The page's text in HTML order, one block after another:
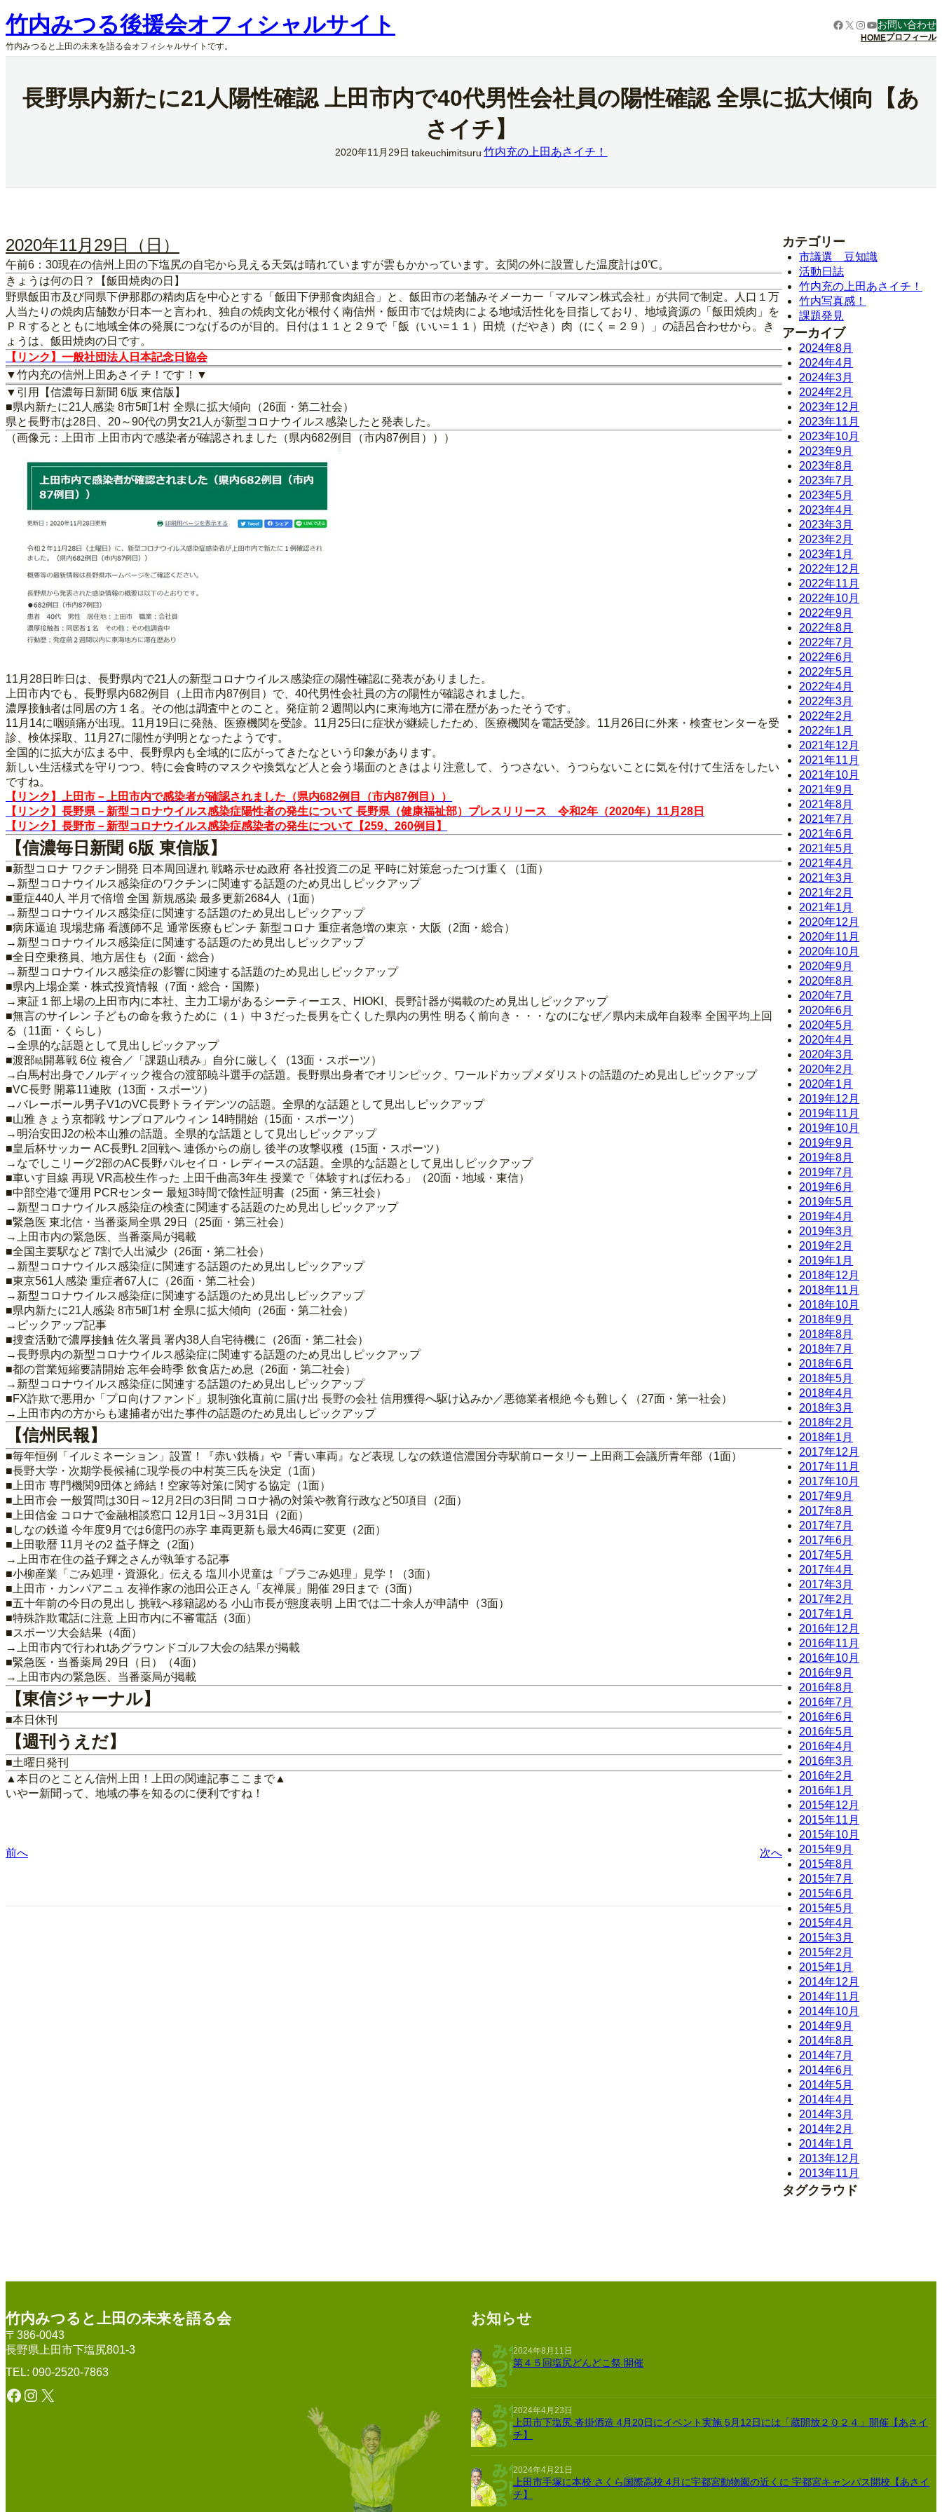
内
容
を
ス
竹内みつる後援会オフィシャルサイト
竹内みつると上田の未来を語る会オフィシャルサイトです。
Facebook
X Instagram
YouTube
お問い合わせ
HOMEプロフィール
長野県内新たに21人陽性確認 上田市内で40代男性会社員の陽性確認 全県に拡大傾向【あ
さイチ】
2020年11月29日 takeuchimitsuru 竹内充の上田あさイチ！
2020年11月29日（日）
午前6：30現在の信州上田の下塩尻の自宅から見える天気は晴れていますが雲もかかっています。玄関の外に設置した温度計は0℃。
きょうは何の日？【飯田焼肉の日】
野県飯田市及び同県下伊那郡の精肉店を中心とする「飯田下伊那食肉組合」と、飯田市の老舗みそメーカー「マルマン株式会社」が共同で制定。人口１万
人当たりの焼肉店舗数が日本一と言われ、独自の焼肉文化が根付く南信州・飯田市では焼肉による地域活性化を目指しており、地域資源の「飯田焼肉」を
ＰＲするとともに地域全体の発展につなげるのが目的。日付は１１と２９で「飯（いい=１１）田焼（だやき）肉（にく＝２９）」の語呂合わせから。き
ょうは、飯田焼肉の日です。
【リンク】一般社団法人日本記念日協会
▼竹内充の信州上田あさイチ！です！▼
▼引用【信濃毎日新聞 6版 東信版】
■県内新たに21人感染 8市5町1村 全県に拡大傾向（26面・第二社会）
県と長野市は28日、20～90代の男女21人が新型コロナウイルス感染したと発表した。
（画像元：上田市 上田市内で感染者が確認されました（県内682例目（市内87例目）））
11月28日昨日は、長野県内で21人の新型コロナウイルス感染症の陽性確認に発表がありました。
上田市内でも、長野県内682例目（上田市内87例目）で、40代男性会社員の方の陽性が確認されました。
濃厚接触者は同居の方１名。その他は調査中とのこと。発症前２週間以内に東海地方に滞在歴があったそうです。
11月14に咽頭痛が出現。11月19日に発熱、医療機関を受診。11月25日に症状が継続したため、医療機関を電話受診。11月26日に外来・検査センターを受
診、検体採取、11月27に陽性が判明となったようです。
全国的に拡大が広まる中、長野県内も全域的に広がってきたなという印象があります。
新しい生活様式を守りつつ、特に会食時のマスクや換気など人と会う場面のときはより注意して、うつさない、うつらないことに気を付けて生活をしたい
ですね。
【リンク】上田市－上田市内で感染者が確認されました（県内682例目（市内87例目））
【リンク】長野県－新型コロナウイルス感染症陽性者の発生について 長野県（健康福祉部）プレスリリース 令和2年（2020年）11月28日
【リンク】長野市－新型コロナウイルス感染症感染者の発生について【259、260例目】
【信濃毎日新聞 6版 東信版】
■新型コロナ ワクチン開発 日本周回遅れ 戦略示せぬ政府 各社投資二の足 平時に対策怠ったつけ重く（1面）
→新型コロナウイルス感染症のワクチンに関連する話題のため見出しピックアップ
■重症440人 半月で倍増 全国 新規感染 最多更新2684人（1面）
→新型コロナウイルス感染症に関連する話題のため見出しピックアップ
■病床逼迫 現場悲痛 看護師不足 通常医療もピンチ 新型コロナ 重症者急増の東京・大阪（2面・総合）
→新型コロナウイルス感染症に関連する話題のため見出しピックアップ
■全日空乗務員、地方居住も（2面・総合）
→新型コロナウイルス感染症の影響に関連する話題のため見出しピックアップ
■県内上場企業・株式投資情報（7面・総合・国際）
→東証１部上場の上田市内に本社、主力工場があるシーティーエス、HIOKI、長野計器が掲載のため見出しピックアップ
■無言のサイレン 子どもの命を救うために（１）中３だった長男を亡くした県内の男性 明るく前向き・・・なのになぜ／県内未成年自殺率 全国平均上回
る（11面・くらし）
→全県的な話題として見出しピックアップ
■渡部暁 開幕戦 6位 複合／「課題山積み」自分に厳しく（13面・スポーツ）
→白馬村出身でノルディック複合の渡部暁斗選手の話題。長野県出身者でオリンピック、ワールドカップメダリストの話題のため見出しピックアップ
■VC長野 開幕11連敗（13面・スポーツ）
→バレーボール男子V1のVC長野トライデンツの話題。全県的な話題として見出しピックアップ
■山雅 きょう京都戦 サンプロアルウィン 14時開始（15面・スポーツ）
→明治安田J2の松本山雅の話題。全県的な話題として見出しピックアップ
■皇后杯サッカー AC長野L 2回戦へ 連係からの崩し 後半の攻撃収穫（15面・スポーツ）
→なでしこリーグ2部のAC長野パルセイロ・レディースの話題。全県的な話題として見出しピックアップ
■車いす目線 再現 VR高校生作った 上田千曲高3年生 授業で「体験すれば伝わる」（20面・地域・東信）
■中部空港で運用 PCRセンター 最短3時間で陰性証明書（25面・第三社会）
→新型コロナウイルス感染症の検査に関連する話題のため見出しピックアップ
■緊急医 東北信・当番薬局全県 29日（25面・第三社会）
→上田市内の緊急医、当番薬局が掲載
■全国主要駅など 7割で人出減少（26面・第二社会）
→新型コロナウイルス感染症に関連する話題のため見出しピックアップ
■東京561人感染 重症者67人に（26面・第二社会）
→新型コロナウイルス感染症に関連する話題のため見出しピックアップ
■県内新たに21人感染 8市5町1村 全県に拡大傾向（26面・第二社会）
→ピックアップ記事
■捜査活動で濃厚接触 佐久署員 署内38人自宅待機に（26面・第二社会）
→長野県内の新型コロナウイルス感染症に関連する話題のため見出しピックアップ
■都の営業短縮要請開始 忘年会時季 飲食店ため息（26面・第二社会）
→新型コロナウイルス感染症に関連する話題のため見出しピックアップ
■FX詐欺で悪用か「プロ向けファンド」規制強化直前に届け出 長野の会社 信用獲得へ駆け込みか／悪徳業者根絶 今も難しく（27面・第一社会）
→上田市内の方からも逮捕者が出た事件の話題のため見出しピックアップ
【信州民報】
■毎年恒例「イルミネーション」設置！『赤い鉄橋』や『青い車両』など表現 しなの鉄道信濃国分寺駅前ロータリー 上田商工会議所青年部（1面）
■長野大学・次期学長候補に現学長の中村英三氏を決定（1面）
■上田市 専門機関9団体と締結！空家等対策に関する協定（1面）
■上田市会 一般質問は30日～12月2日の3日間 コロナ禍の対策や教育行政など50項目（2面）
■上田信金 コロナで金融相談窓口 12月1日～3月31日（2面）
■しなの鉄道 今年度9月では6億円の赤字 車両更新も最大46両に変更（2面）
■上田歌暦 11月その2 益子輝之（2面）
→上田市在住の益子輝之さんが執筆する記事
■小柳産業「ごみ処理・資源化」伝える 塩川小児童は「プラごみ処理」見学！（3面）
■上田市・カンパアニュ 友禅作家の池田公正さん「友禅展」開催 29日まで（3面）
■五十年前の今日の見出し 挑戦へ移籍認める 小山市長が態度表明 上田では二十余人が申請中（3面）
■特殊詐欺電話に注意 上田市内に不審電話（3面）
■スポーツ大会結果（4面）
→上田市内で行われtあグラウンドゴルフ大会の結果が掲載
■緊急医・当番薬局 29日（日）（4面）
→上田市内の緊急医、当番薬局が掲載
【東信ジャーナル】
■本日休刊
【週刊うえだ】
■土曜日発刊
▲本日のとことん信州上田！上田の関連記事ここまで▲
いやー新聞って、地域の事を知るのに便利ですね！
前へ 次へ
カテゴリー
市議選 豆知識
活動日誌
竹内充の上田あさイチ！
竹内写真感！
課題発見
アーカイブ
2024年8月
2024年4月
2024年3月
2024年2月
2023年12月
2023年11月
2023年10月
2023年9月
2023年8月
2023年7月
2023年5月
2023年4月
2023年3月
2023年2月
2023年1月
2022年12月
2022年11月
2022年10月
2022年9月
2022年8月
2022年7月
2022年6月
2022年5月
2022年4月
2022年3月
2022年2月
2022年1月
2021年12月
2021年11月
2021年10月
2021年9月
2021年8月
2021年7月
2021年6月
2021年5月
2021年4月
2021年3月
2021年2月
2021年1月
2020年12月
2020年11月
2020年10月
2020年9月
2020年8月
2020年7月
2020年6月
2020年5月
2020年4月
2020年3月
2020年2月
2020年1月
2019年12月
2019年11月
2019年10月
2019年9月
2019年8月
2019年7月
2019年6月
2019年5月
2019年4月
2019年3月
2019年2月
2019年1月
2018年12月
2018年11月
2018年10月
2018年9月
2018年8月
2018年7月
2018年6月
2018年5月
2018年4月
2018年3月
2018年2月
2018年1月
2017年12月
2017年11月
2017年10月
2017年9月
2017年8月
2017年7月
2017年6月
2017年5月
2017年4月
2017年3月
2017年2月
2017年1月
2016年12月
2016年11月
2016年10月
2016年9月
2016年8月
2016年7月
2016年6月
2016年5月
2016年4月
2016年3月
2016年2月
2016年1月
2015年12月
2015年11月
2015年10月
2015年9月
2015年8月
2015年7月
2015年6月
2015年5月
2015年4月
2015年3月
2015年2月
2015年1月
2014年12月
2014年11月
2014年10月
2014年9月
2014年8月
2014年7月
2014年6月
2014年5月
2014年4月
2014年3月
2014年2月
2014年1月
2013年12月
2013年11月
タグクラウド
竹内みつると上田の未来を語る会
〒386-0043
長野県上田市下塩尻801-3
TEL: 090-2520-7863
Facebook Instagram X
お知らせ
2024年8月11日
第４５回塩尻どんどこ祭 開催
2024年4月23日
上田市下塩尻 沓掛酒造 4月20日にイベント実施 5月12日には「蔵開放２０２４」開催【あさイ
チ】
2024年4月21日
上田市手塚に本校 さくら国際高校 4月に宇都宮動物園の近くに 宇都宮キャンパス開校【あさイ
チ】